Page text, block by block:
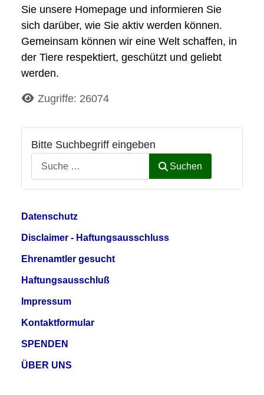
Bitte Suchbegriff eingeben
Suchen
Sie unsere Homepage und informieren Sie
sich darüber, wie Sie aktiv werden können.
Gemeinsam können wir eine Welt schaffen, in
der Tiere respektiert, geschützt und geliebt
werden.
DetailsZugriffe: 26074
Datenschutz
Disclaimer - Haftungsausschluss
Ehrenamtler gesucht
Haftungsausschluß
Impressum
Kontaktformular
SPENDEN
ÜBER UNS